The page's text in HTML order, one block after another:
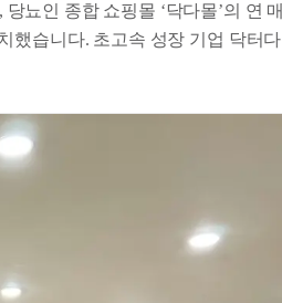
뇨인 종합 쇼핑몰 ‘닥다몰’의 연
했습니다. 초고속 성장 기업 닥터